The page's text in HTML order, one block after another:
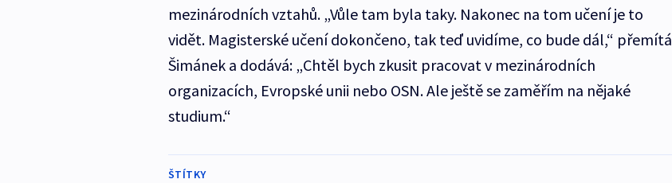
mezinárodních vztahů. „Vůle tam byla taky. Nakonec na tom učení je to
vidět. Magisterské učení dokončeno, tak teď uvidíme, co bude dál,“ přemítá
Šimánek a dodává: „Chtěl bych zkusit pracovat v mezinárodních
organizacích, Evropské unii nebo OSN. Ale ještě se zaměřím na nějaké
studium.“
ŠTÍTKY